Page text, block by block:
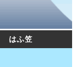
はふ笠